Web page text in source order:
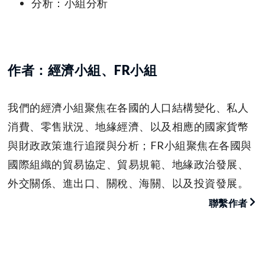
分析：小組分析
作者：經濟小組、FR小組
我們的經濟小組聚焦在各國的人口結構變化、私人
消費、零售狀況、地緣經濟、以及相應的國家貨幣
與財政政策進行追蹤與分析；FR小組聚焦在各國與
國際組織的貿易協定、貿易規範、地緣政治發展、
外交關係、進出口、關稅、海關、以及投資發展。
聯繫作者